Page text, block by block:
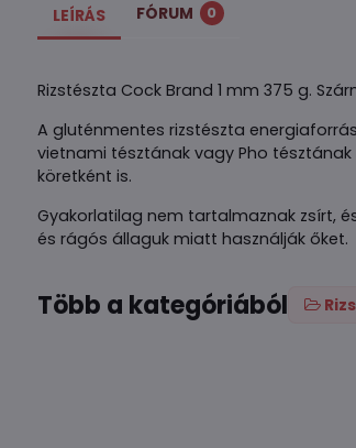
LEÍRÁS FÓRUM 0
Rizstészta Cock Brand 1 mm 375 g.
A gluténmentes rizstészta
vietnami tésztának vagy Pho tésztának
köretként is.
Gyakorlatilag nem tartalmaznak zsírt,
és rágós állaguk miatt használják őket.
Több a kategóriából